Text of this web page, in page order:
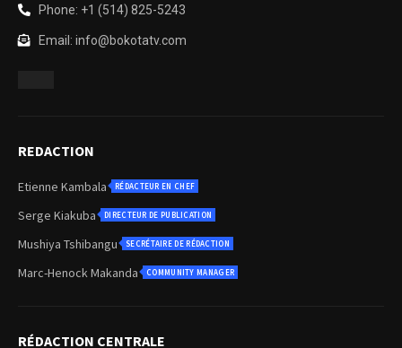
Phone: +1 (514) 825-5243
Email: info@bokotatv.com
REDACTION
Etienne Kambala RÉDACTEUR EN CHEF
Serge Kiakuba DIRECTEUR DE PUBLICATION
Mushiya Tshibangu SECRÉTAIRE DE RÉDACTION
Marc-Henock Makanda COMMUNITY MANAGER
RÉDACTION CENTRALE